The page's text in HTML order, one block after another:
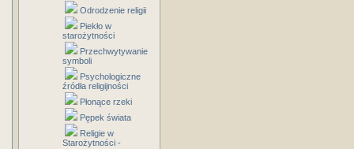
Odrodzenie religii
Piekło w
starożytności
Przechwytywanie
symboli
Psychologiczne
źródła religijności
Płonące rzeki
Pępek świata
Religie w
Starożytności -